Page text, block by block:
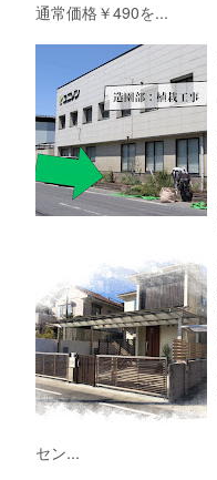
通常価格￥490を...
セン...